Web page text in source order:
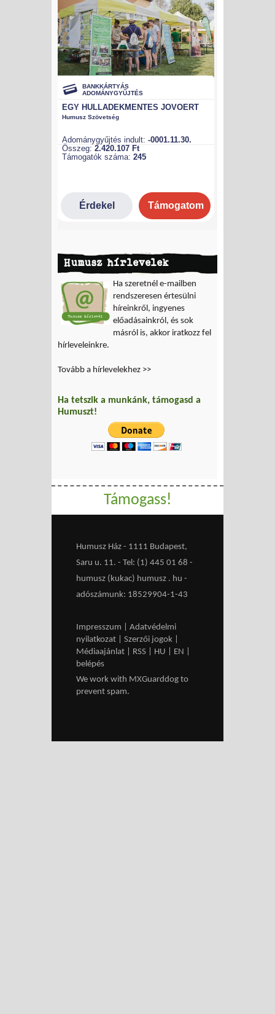
Humusz hírlevelek
Ha szeretnél e-mailben
rendszeresen értesülni
híreinkről, ingyenes
előadásainkról, és sok
másról is, akkor iratkozz fel
hírleveleinkre.
Tovább a hírlevelekhez >>
Ha tetszik a munkánk, támogasd a
Humuszt!
Támogass!
Humusz Ház - 1111 Budapest,
Saru u. 11. - Tel: (1) 445 01 68 -
humusz (kukac) humusz . hu -
adószámunk: 18529904-1-43
Impresszum
Adatvédelmi
nyilatkozat
Szerzői jogok
Médiaajánlat
RSS HU EN
belépés
We work with MXGuarddog to
prevent spam.